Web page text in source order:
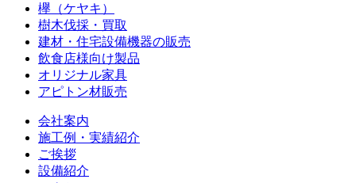
欅（ケヤキ）
樹木伐採・買取
建材・住宅設備機器の販売
飲食店様向け製品
オリジナル家具
アピトン材販売
会社案内
施工例・実績紹介
ご挨拶
設備紹介